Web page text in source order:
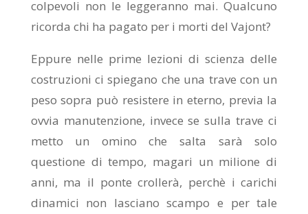
colpevoli non le leggeranno mai. Qualcuno
ricorda chi ha pagato per i morti del Vajont?
Eppure nelle prime lezioni di scienza delle
costruzioni ci spiegano che una trave con un
peso sopra può resistere in eterno, previa la
ovvia manutenzione, invece se sulla trave ci
metto un omino che salta sarà solo
questione di tempo, magari un milione di
anni, ma il ponte crollerà, perchè i carichi
dinamici non lasciano scampo e per tale